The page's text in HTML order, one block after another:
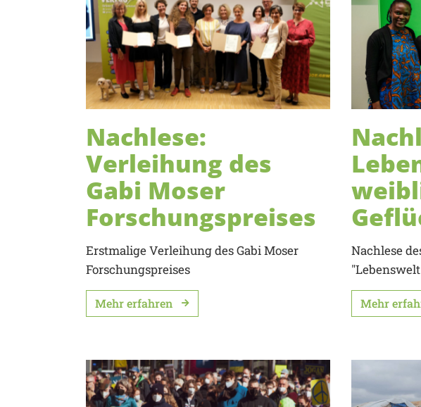
Nachlese:
Verleihung des
Gabi Moser
Forschungspreises
Erstmalige Verleihung des Gabi Moser
Forschungspreises
Mehr erfahren
Nachlese
Mehr